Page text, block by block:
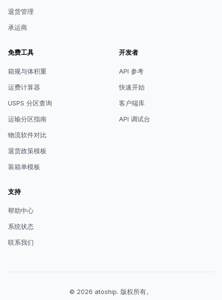
退货管理
承运商
免费工具
箱规与体积重
运费计算器
USPS 分区查询
运输分区指南
物流软件对比
退货政策模板
装箱单模板
开发者
API 参考
快速开始
客户端库
API 调试台
支持
帮助中心
系统状态
联系我们
© 2026 atoship. 版权所有。